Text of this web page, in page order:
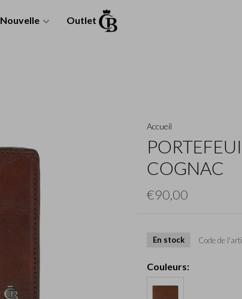
Nouvelle Outlet
Accueil
COGNAC
€90,00
En stock Code de
Couleurs: